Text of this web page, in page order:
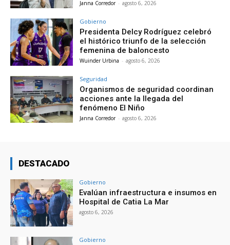
Janna Corredor - agosto 6, 2026
Gobierno
Presidenta Delcy Rodríguez celebró
el histórico triunfo de la selección
femenina de baloncesto
Wuinder Urbina - agosto 6, 2026
Seguridad
Organismos de seguridad coordinan
acciones ante la llegada del
fenómeno El Niño
Janna Corredor - agosto 6, 2026
DESTACADO
Gobierno
Evalúan infraestructura e insumos en
Hospital de Catia La Mar
agosto 6, 2026
Gobierno